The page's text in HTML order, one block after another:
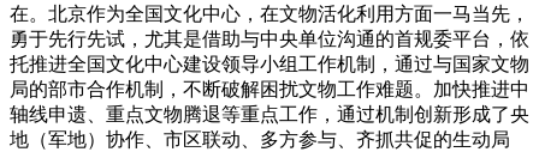
在。北京作为全国文化中心，在文物活化利用方面一马当先，
勇于先行先试，尤其是借助与中央单位沟通的首规委平台，依
托推进全国文化中心建设领导小组工作机制，通过与国家文物
局的部市合作机制，不断破解困扰文物工作难题。加快推进中
轴线申遗、重点文物腾退等重点工作，通过机制创新形成了央
地（军地）协作、市区联动、多方参与、齐抓共促的生动局